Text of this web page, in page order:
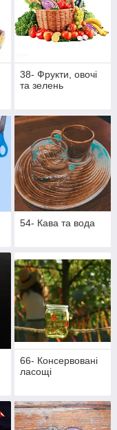
38- Фрукти, овочі
та зелень
54- Кава та вода
66- Консервовані
ласощі